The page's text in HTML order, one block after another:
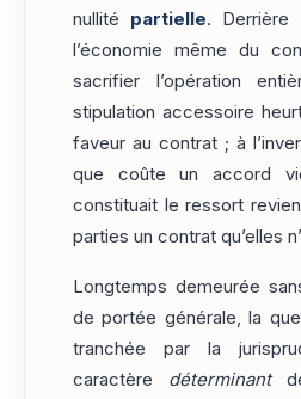
nullité partielle. Derrière
l’économie même du
sacrifier l’opération
stipulation accessoire
faveur au contrat ; à
que coûte un accord
constituait le ressort
parties un contrat qu’elles
Longtemps demeurée
de portée générale, la
tranchée par la
caractère déterminant